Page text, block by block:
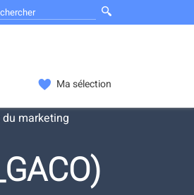
Ma sélection
marketing